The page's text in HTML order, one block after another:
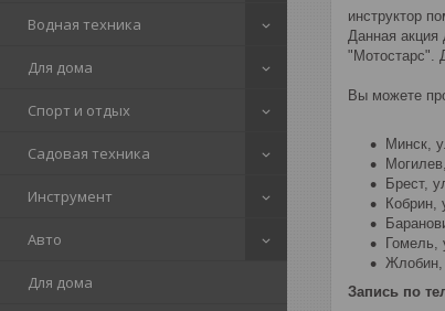
Водная техника
Для дома
Спорт и отдых
Садовая техника
Инструмент
Авто
Для дома
инструктор
Данная
"Мотостарс".
Вы можете
Минск,
Брест,
Кобрин,
Гомель,
Жлобин,
Запись по